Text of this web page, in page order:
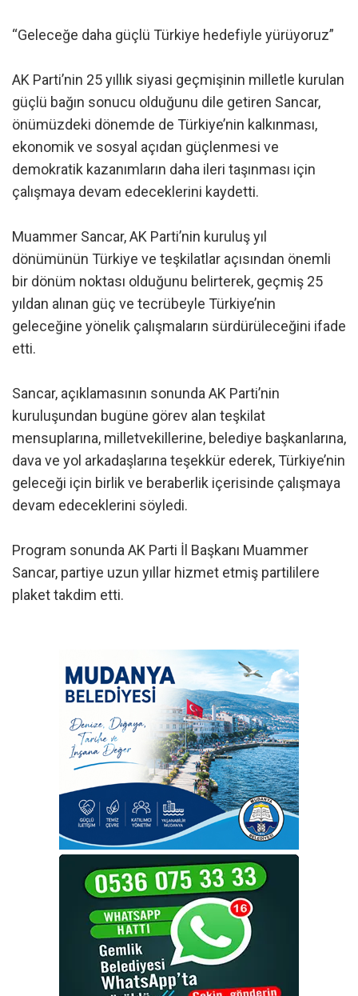
“Geleceğe daha güçlü Türkiye hedefiyle yürüyoruz”
AK Parti’nin 25 yıllık siyasi geçmişinin milletle kurulan
güçlü bağın sonucu olduğunu dile getiren Sancar,
önümüzdeki dönemde de Türkiye’nin kalkınması,
ekonomik ve sosyal açıdan güçlenmesi ve
demokratik kazanımların daha ileri taşınması için
çalışmaya devam edeceklerini kaydetti.
Muammer Sancar, AK Parti’nin kuruluş yıl
dönümünün Türkiye ve teşkilatlar açısından önemli
bir dönüm noktası olduğunu belirterek, geçmiş 25
yıldan alınan güç ve tecrübeyle Türkiye’nin
geleceğine yönelik çalışmaların sürdürüleceğini ifade
etti.
Sancar, açıklamasının sonunda AK Parti’nin
kuruluşundan bugüne görev alan teşkilat
mensuplarına, milletvekillerine, belediye başkanlarına,
dava ve yol arkadaşlarına teşekkür ederek, Türkiye’nin
geleceği için birlik ve beraberlik içerisinde çalışmaya
devam edeceklerini söyledi.
Program sonunda AK Parti İl Başkanı Muammer
Sancar, partiye uzun yıllar hizmet etmiş partililere
plaket takdim etti.